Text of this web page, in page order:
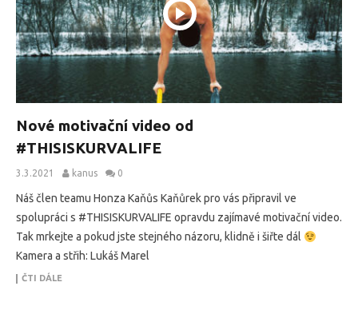
Nové motivační video od
#THISISKURVALIFE
3.3.2021 kanus 0
Náš člen teamu Honza Kaňůs Kaňůrek pro vás připravil ve
spolupráci s #THISISKURVALIFE opravdu zajímavé motivační video.
Tak mrkejte a pokud jste stejného názoru, klidně i šiřte dál
Kamera a střih: Lukáš Marel
ČTI DÁLE